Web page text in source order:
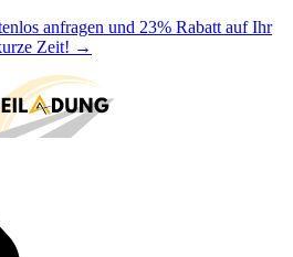
anfragen und 23% Rabatt auf Ihr
Zeit! →